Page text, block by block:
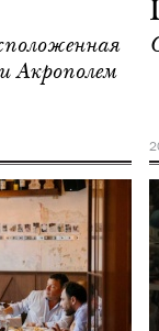
Акрополем